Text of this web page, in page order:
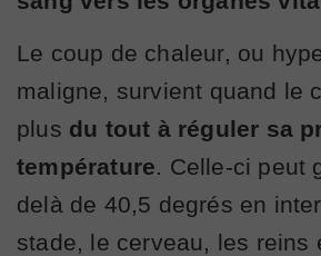
Le coup de chaleur, ou
maligne, survient quand le
plus du tout à réguler sa
température . Celle-ci peut
delà de 40,5 degrés en
stade, le cerveau, les reins